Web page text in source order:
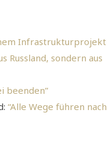
Infrastrukturprojekt
Russland, sondern aus
beenden”
“Alle Wege führen nach